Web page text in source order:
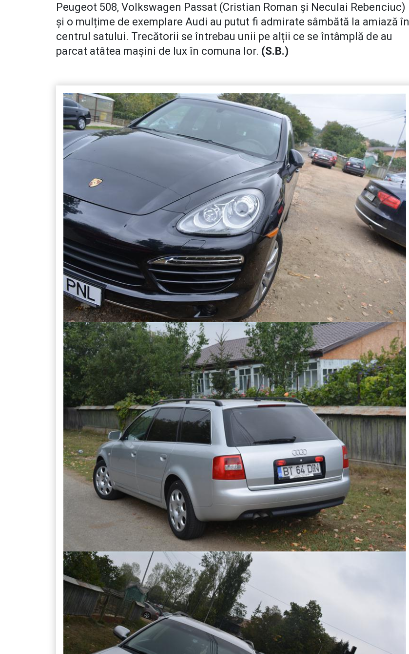
Peugeot 508, Volkswagen Passat (Cristian Roman și Neculai Rebenciuc)
și o mulțime de exemplare Audi au putut fi admirate sâmbătă la amiază în
centrul satului. Trecătorii se întrebau unii pe alții ce se întâmplă de au
parcat atâtea mașini de lux în comuna lor. (S.B.)